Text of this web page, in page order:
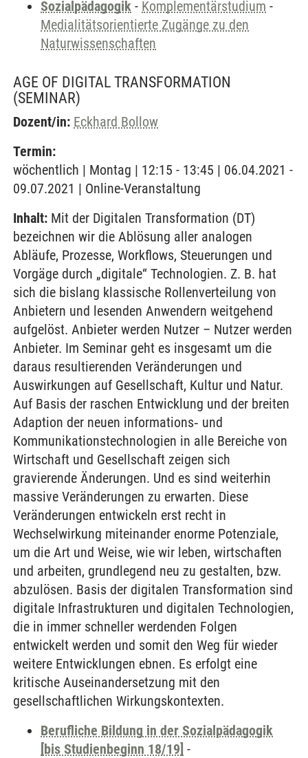
Sozialpädagogik - Komplementärstudium -
Medialitätsorientierte Zugänge zu den
Naturwissenschaften
AGE OF DIGITAL TRANSFORMATION
(SEMINAR)
Dozent/in: Eckhard Bollow
Termin:
wöchentlich | Montag | 12:15 - 13:45 | 06.04.2021 -
09.07.2021 | Online-Veranstaltung
Inhalt: Mit der Digitalen Transformation (DT)
bezeichnen wir die Ablösung aller analogen
Abläufe, Prozesse, Workflows, Steuerungen und
Vorgäge durch „digitale“ Technologien. Z. B. hat
sich die bislang klassische Rollenverteilung von
Anbietern und lesenden Anwendern weitgehend
aufgelöst. Anbieter werden Nutzer – Nutzer werden
Anbieter. Im Seminar geht es insgesamt um die
daraus resultierenden Veränderungen und
Auswirkungen auf Gesellschaft, Kultur und Natur.
Auf Basis der raschen Entwicklung und der breiten
Adaption der neuen informations‐ und
Kommunikationstechnologien in alle Bereiche von
Wirtschaft und Gesellschaft zeigen sich
gravierende Änderungen. Und es sind weiterhin
massive Veränderungen zu erwarten. Diese
Veränderungen entwickeln erst recht in
Wechselwirkung miteinander enorme Potenziale,
um die Art und Weise, wie wir leben, wirtschaften
und arbeiten, grundlegend neu zu gestalten, bzw.
abzulösen. Basis der digitalen Transformation sind
digitale Infrastrukturen und digitalen Technologien,
die in immer schneller werdenden Folgen
entwickelt werden und somit den Weg für wieder
weitere Entwicklungen ebnen. Es erfolgt eine
kritische Auseinandersetzung mit den
gesellschaftlichen Wirkungskontexten.
Berufliche Bildung in der Sozialpädagogik
[bis Studienbeginn 18/19] -